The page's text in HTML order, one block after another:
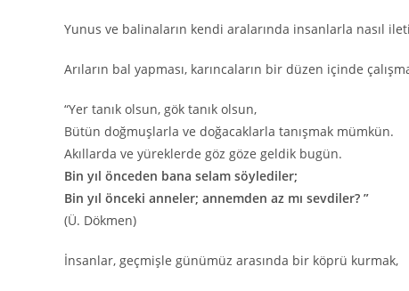
Yunus ve balinaların kendi aralarında insanlarla nasıl
Arıların bal yapması, karıncaların bir düzen içinde
“Yer tanık olsun, gök tanık olsun,
Bütün doğmuşlarla ve doğacaklarla tanışmak mümkün.
Akıllarda ve yüreklerde göz göze geldik bugün.
Bin yıl önceden bana selam söylediler;
Bin yıl önceki anneler; annemden az mı sevdiler? ”
(Ü. Dökmen)
İnsanlar, geçmişle günümüz arasında bir köprü kurmak,